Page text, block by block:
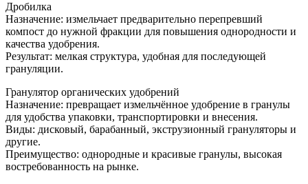
Дробилка
Назначение: измельчает предварительно перепревший
компост до нужной фракции для повышения однородности и
качества удобрения.
Результат: мелкая структура, удобная для последующей
грануляции.
Гранулятор органических удобрений
Назначение: превращает измельчённое удобрение в гранулы
для удобства упаковки, транспортировки и внесения.
Виды: дисковый, барабанный, экструзионный грануляторы и
другие.
Преимущество: однородные и красивыe гранулы, высокая
востребованность на рынке.